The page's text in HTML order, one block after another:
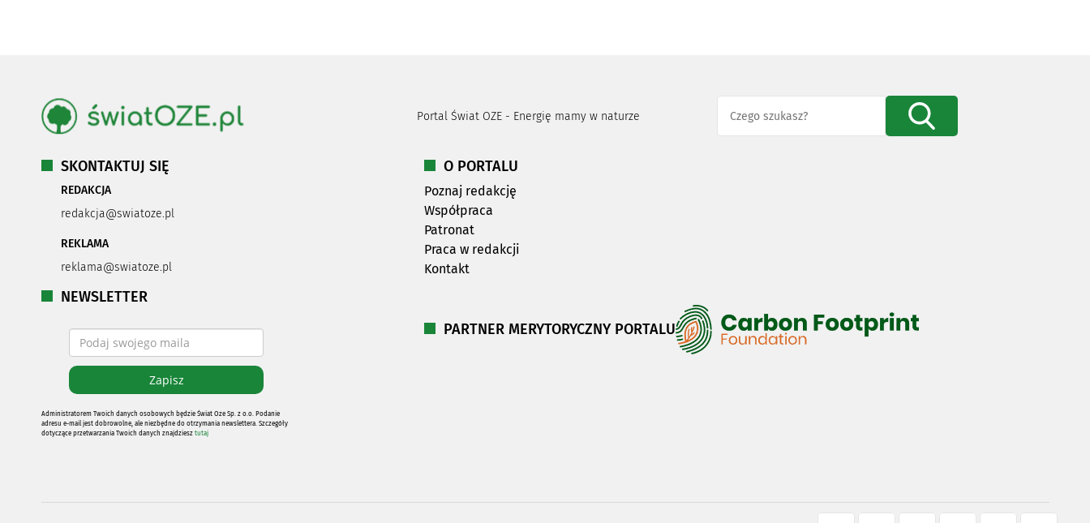
Portal Świat OZE - Energię mamy w naturze
SKONTAKTUJ SIĘ
REDAKCJA
redakcja@swiatoze.pl
REKLAMA
reklama@swiatoze.pl
NEWSLETTER
Administratorem Twoich danych osobowych będzie Świat Oze Sp. z o.o. Podanie
adresu e-mail jest dobrowolne, ale niezbędne do otrzymania newslettera. Szczegóły
dotyczące przetwarzania Twoich danych znajdziesz tutaj
O PORTALU
Poznaj redakcję
Współpraca
Patronat
Praca w redakcji
Kontakt
PARTNER MERYTORYCZNY PORTALU